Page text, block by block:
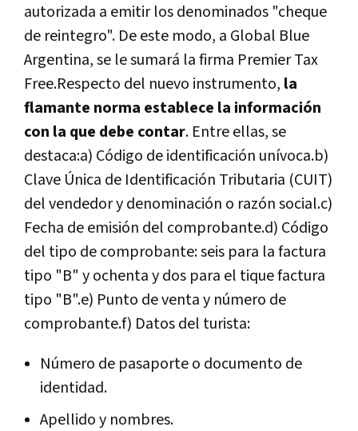
autorizada a emitir los denominados "cheque
de reintegro". De este modo, a Global Blue
Argentina, se le sumará la firma Premier Tax
Free.Respecto del nuevo instrumento, la
flamante norma establece la información
con la que debe contar. Entre ellas, se
destaca:a) Código de identificación unívoca.b)
Clave Única de Identificación Tributaria (CUIT)
del vendedor y denominación o razón social.c)
Fecha de emisión del comprobante.d) Código
del tipo de comprobante: seis para la factura
tipo "B" y ochenta y dos para el tique factura
tipo "B".e) Punto de venta y número de
comprobante.f) Datos del turista:
Número de pasaporte o documento de
identidad.
Apellido y nombres.